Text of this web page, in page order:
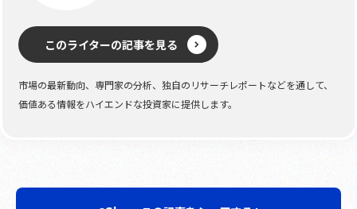
このライターの記事を見る
市場の最新動向、専門家の分析、独自のリサーチレポートなどを通して、
価値ある情報をハイエンドな投資家に提供します。